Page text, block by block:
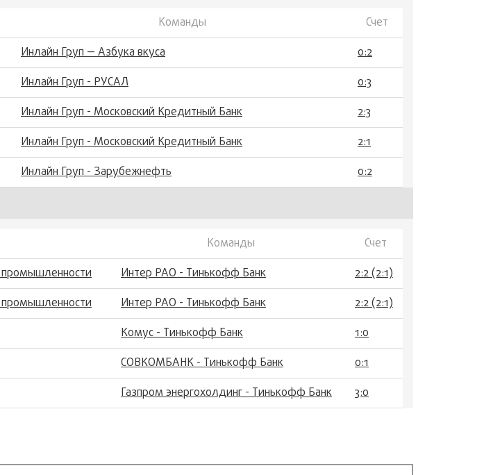
Команды
Счет
Инлайн Груп — Азбука вкуса
0:2
Инлайн Груп - РУСАЛ
0:3
Инлайн Груп - Московский Кредитный Банк
2:3
Инлайн Груп - Московский Кредитный Банк
2:1
Инлайн Груп - Зарубежнефть 0:2
Команды
Счет
промышленности Интер РАО - Тинькофф Банк
2:2 (2:1)
промышленности Интер РАО - Тинькофф Банк
2:2 (2:1)
Комус - Тинькофф Банк
1:0
СОВКОМБАНК - Тинькофф Банк
0:1
Газпром энергохолдинг - Тинькофф Банк 3:0